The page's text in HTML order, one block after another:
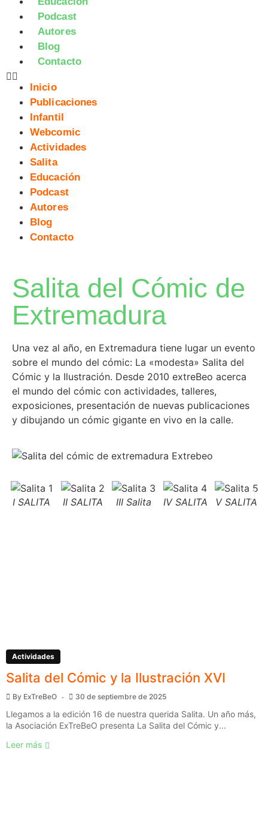
Podcast
Autores
Blog
Contacto
Inicio
Publicaciones
Infantil
Webcomic
Actividades
Salita
Educación
Podcast
Autores
Blog
Contacto
Salita del Cómic de
Extremadura
Una vez al año, en Extremadura tiene lugar un evento
sobre el mundo del cómic: La «modesta» Salita del
Cómic y la Ilustración. Desde 2010 extreBeo acerca
el mundo del cómic con actividades, talleres,
exposiciones, presentación de nuevas publicaciones
y dibujando un cómic gigante en vivo en la calle.
I SALITA II SALITA III Salita IV SALITA V SALITA
Actividades
Salita del Cómic y la Ilustración XVI
By ExTreBeO 30 de septiembre de 2025
Llegamos a la edición 16 de nuestra querida Salita. Un año más,
la Asociación ExTreBeO presenta La Salita del Cómic y...
Leer más